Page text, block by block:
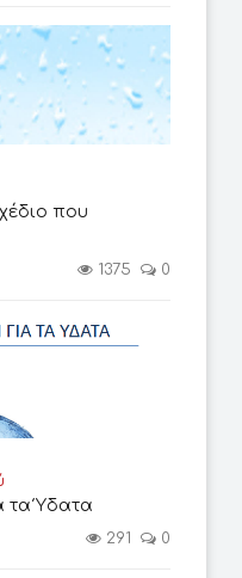
που
1375 0
τα Ύδατα
291 0